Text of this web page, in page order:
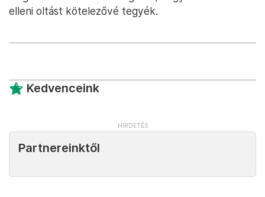
elleni oltást kötelezővé tegyék.
Kedvenceink
Partnereinktől